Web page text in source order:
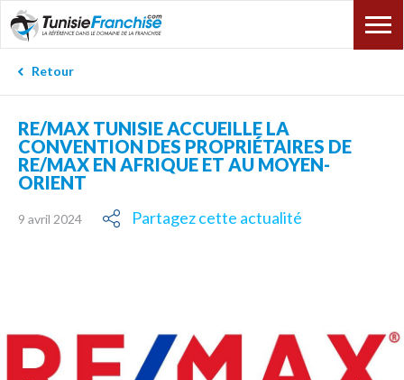
Retour
RE/MAX TUNISIE ACCUEILLE LA
CONVENTION DES PROPRIÉTAIRES DE
RE/MAX EN AFRIQUE ET AU MOYEN-
ORIENT
9 avril 2024 Partagez cette actualité